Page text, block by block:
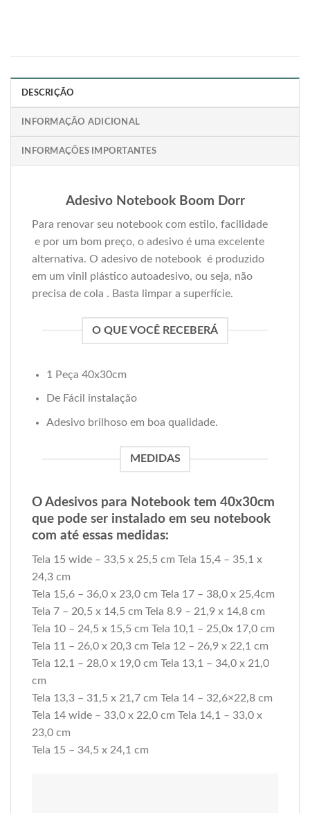
DESCRIÇÃO
INFORMAÇÃO ADICIONAL
INFORMAÇÕES IMPORTANTES
Adesivo Notebook Boom Dorr
Para renovar seu notebook com estilo, facilidade
e por um bom preço, o adesivo é uma excelente
alternativa. O adesivo de notebook é produzido
em um vinil plástico autoadesivo, ou seja, não
precisa de cola . Basta limpar a superfície.
O QUE VOCÊ RECEBERÁ
1 Peça 40x30cm
De Fácil instalação
Adesivo brilhoso em boa qualidade.
MEDIDAS
O Adesivos para Notebook tem 40x30cm
que pode ser instalado em seu notebook
com até essas medidas:
Tela 15 wide – 33,5 x 25,5 cm Tela 15,4 – 35,1 x
24,3 cm
Tela 15,6 – 36,0 x 23,0 cm Tela 17 – 38,0 x 25,4cm
Tela 7 – 20,5 x 14,5 cm Tela 8.9 – 21,9 x 14,8 cm
Tela 10 – 24,5 x 15,5 cm Tela 10,1 – 25,0x 17,0 cm
Tela 11 – 26,0 x 20,3 cm Tela 12 – 26,9 x 22,1 cm
Tela 12,1 – 28,0 x 19,0 cm Tela 13,1 – 34,0 x 21,0
cm
Tela 13,3 – 31,5 x 21,7 cm Tela 14 – 32,6×22,8 cm
Tela 14 wide – 33,0 x 22,0 cm Tela 14,1 – 33,0 x
23,0 cm
Tela 15 – 34,5 x 24,1 cm